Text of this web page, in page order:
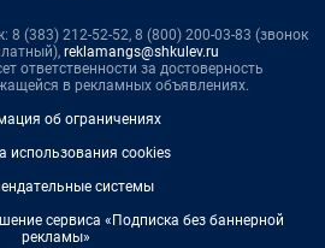
8 (383) 212-52-52, 8 (800) 200-03-83 (звонок
reklamangs@shkulev.ru
ответственности за достоверность
в рекламных объявлениях.
об ограничениях
использования cookies
системы
сервиса «Подписка без баннерной
рекламы»